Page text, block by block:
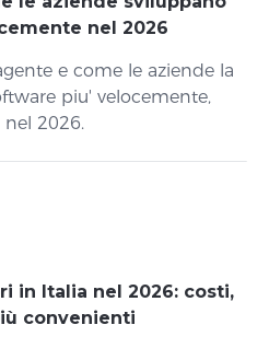
nel 2026
e come le aziende la
piu' velocemente,
2026.
in Italia nel 2026: costi,
convenienti